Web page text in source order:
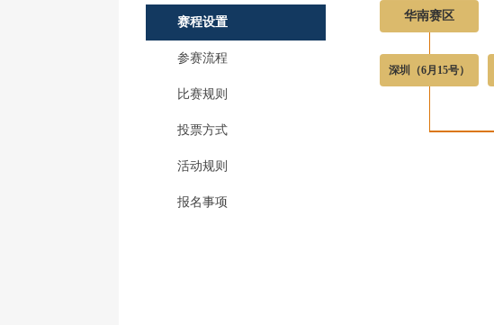
赛程设置
参赛流程
比赛规则
投票方式
活动规则
报名事项
华南赛区
深圳（6月15号）